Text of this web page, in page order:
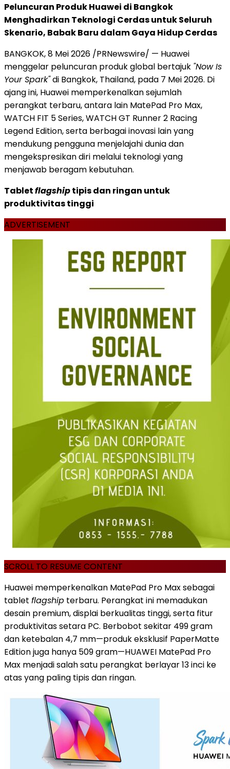
Peluncuran Produk Huawei di Bangkok
Menghadirkan Teknologi Cerdas untuk Seluruh
Skenario, Babak Baru dalam Gaya Hidup Cerdas
BANGKOK, 8 Mei 2026 /PRNewswire/ — Huawei
menggelar peluncuran produk global bertajuk "Now Is
Your Spark"di Bangkok, Thailand, pada 7 Mei 2026. Di
ajang ini, Huawei memperkenalkan sejumlah
perangkat terbaru, antara lain MatePad Pro Max,
WATCH FIT 5 Series, WATCH GT Runner 2 Racing
Legend Edition, serta berbagai inovasi lain yang
mendukung pengguna menjelajahi dunia dan
mengekspresikan diri melalui teknologi yang
menjawab beragam kebutuhan.
Tabletflagshiptipis dan ringan untuk
produktivitas tinggi
ADVERTISEMENT
SCROLL TO RESUME CONTENT
Huawei memperkenalkan MatePad Pro Max sebagai
tablet flagship terbaru. Perangkat ini memadukan
desain premium, displai berkualitas tinggi, serta fitur
produktivitas setara PC. Berbobot sekitar 499 gram
dan ketebalan 4,7 mm—produk eksklusif PaperMatte
Edition juga hanya 509 gram—HUAWEI MatePad Pro
Max menjadi salah satu perangkat berlayar 13 inci ke
atas yang paling tipis dan ringan.